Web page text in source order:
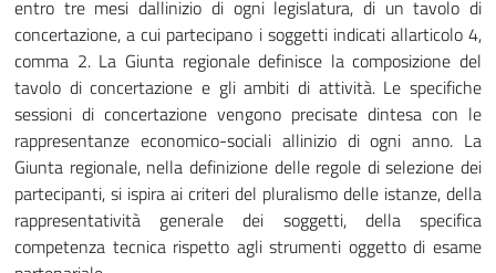
entro tre mesi dallinizio di ogni legislatura, di un tavolo di
concertazione, a cui partecipano i soggetti indicati allarticolo 4,
comma 2. La Giunta regionale definisce la composizione del
tavolo di concertazione e gli ambiti di attività. Le specifiche
sessioni di concertazione vengono precisate dintesa con le
rappresentanze economico-sociali allinizio di ogni anno. La
Giunta regionale, nella definizione delle regole di selezione dei
partecipanti, si ispira ai criteri del pluralismo delle istanze, della
rappresentatività generale dei soggetti, della specifica
competenza tecnica rispetto agli strumenti oggetto di esame